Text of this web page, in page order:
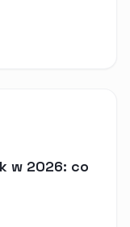
w 2026: co